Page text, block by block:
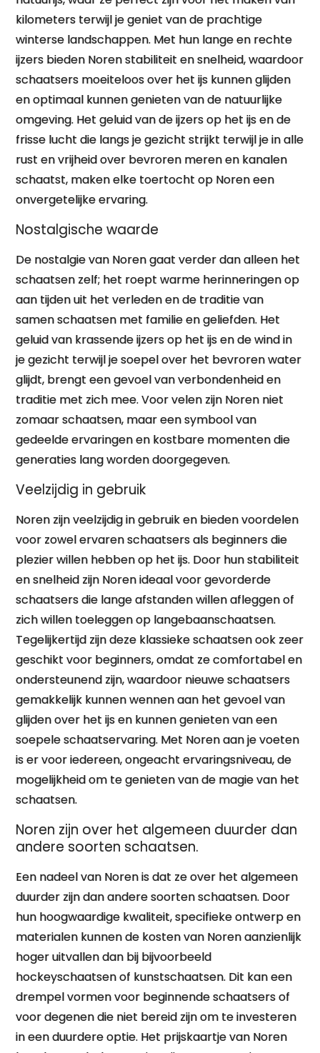
kilometers terwijl je geniet van de prachtige
winterse landschappen. Met hun lange en rechte
ijzers bieden Noren stabiliteit en snelheid, waardoor
schaatsers moeiteloos over het ijs kunnen glijden
en optimaal kunnen genieten van de natuurlijke
omgeving. Het geluid van de ijzers op het ijs en de
frisse lucht die langs je gezicht strijkt terwijl je in alle
rust en vrijheid over bevroren meren en kanalen
schaatst, maken elke toertocht op Noren een
onvergetelijke ervaring.
Nostalgische waarde
De nostalgie van Noren gaat verder dan alleen het
schaatsen zelf; het roept warme herinneringen op
aan tijden uit het verleden en de traditie van
samen schaatsen met familie en geliefden. Het
geluid van krassende ijzers op het ijs en de wind in
je gezicht terwijl je soepel over het bevroren water
glijdt, brengt een gevoel van verbondenheid en
traditie met zich mee. Voor velen zijn Noren niet
zomaar schaatsen, maar een symbool van
gedeelde ervaringen en kostbare momenten die
generaties lang worden doorgegeven.
Veelzijdig in gebruik
Noren zijn veelzijdig in gebruik en bieden voordelen
voor zowel ervaren schaatsers als beginners die
plezier willen hebben op het ijs. Door hun stabiliteit
en snelheid zijn Noren ideaal voor gevorderde
schaatsers die lange afstanden willen afleggen of
zich willen toeleggen op langebaanschaatsen.
Tegelijkertijd zijn deze klassieke schaatsen ook zeer
geschikt voor beginners, omdat ze comfortabel en
ondersteunend zijn, waardoor nieuwe schaatsers
gemakkelijk kunnen wennen aan het gevoel van
glijden over het ijs en kunnen genieten van een
soepele schaatservaring. Met Noren aan je voeten
is er voor iedereen, ongeacht ervaringsniveau, de
mogelijkheid om te genieten van de magie van het
schaatsen.
Noren zijn over het algemeen duurder dan
andere soorten schaatsen.
Een nadeel van Noren is dat ze over het algemeen
duurder zijn dan andere soorten schaatsen. Door
hun hoogwaardige kwaliteit, specifieke ontwerp en
materialen kunnen de kosten van Noren aanzienlijk
hoger uitvallen dan bij bijvoorbeeld
hockeyschaatsen of kunstschaatsen. Dit kan een
drempel vormen voor beginnende schaatsers of
voor degenen die niet bereid zijn om te investeren
in een duurdere optie. Het prijskaartje van Noren